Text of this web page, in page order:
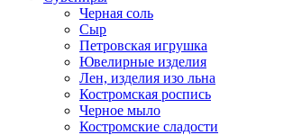
Черная соль
Сыр
Петровская игрушка
Ювелирные изделия
Лен, изделия изо льна
Костромская роспись
Черное мыло
Костромские сладости